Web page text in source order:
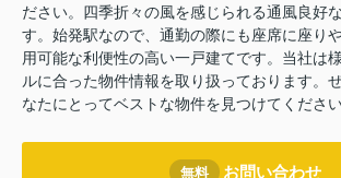
ださい。四季折々の風を感じられる通風良好
す。始発駅なので、通勤の際にも座席に座り
用可能な利便性の高い一戸建てです。当社は
ルに合った物件情報を取り扱っております。
なたにとってベストな物件を見つけてください
無料 お問い合わせ